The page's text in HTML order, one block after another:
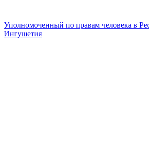
Уполномоченный по правам человека в
Ингушетия